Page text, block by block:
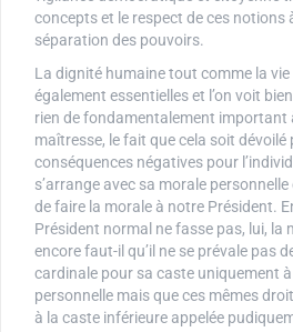
concepts et le respect de ces notions
séparation des pouvoirs.
La dignité humaine tout comme la
également essentielles et l’on voit
rien de fondamentalement important
maîtresse, le fait que cela soit dévoilé
conséquences négatives pour
s’arrange avec sa morale
de faire la morale à notre Président.
Président normal ne fasse pas, lui, la
encore faut-il qu’il ne se prévale pas
cardinale pour sa caste uniquement
personnelle mais que ces mêmes
à la caste inférieure appelée